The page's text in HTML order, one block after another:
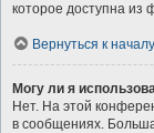
которое доступна
Вернуться к началу
Могу ли я
Нет. На этой
в сообщениях.